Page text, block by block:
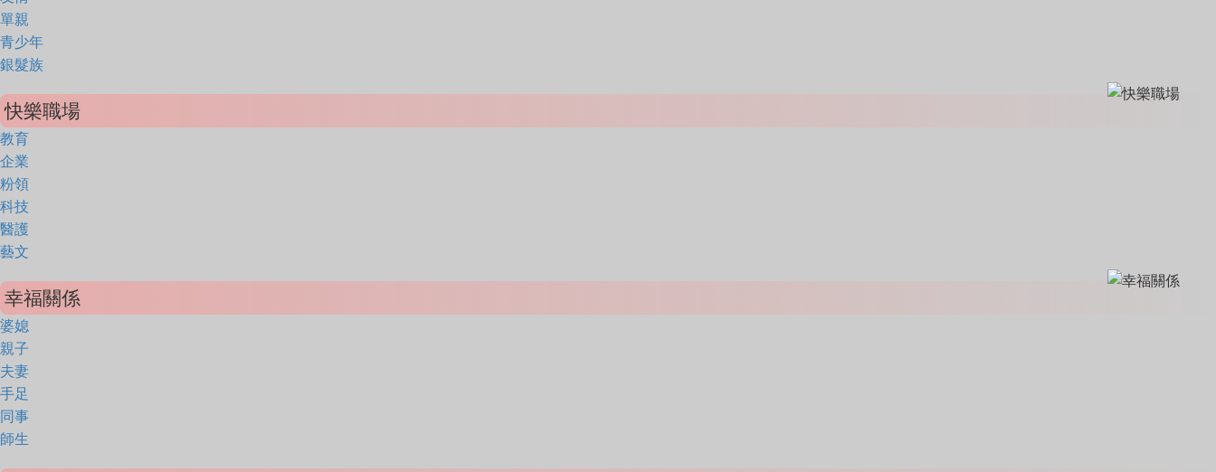
單親
青少年
銀髮族
快樂職場
教育
企業
粉領
科技
醫護
藝文
幸福關係
婆媳
親子
夫妻
手足
同事
師生